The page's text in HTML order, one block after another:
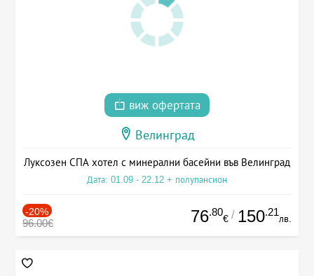
виж офертата
Велинград
Луксозен СПА хотел с минерални басейни във Велинград
Дата: 01.09 - 22.12 + полупансион
-20%
96.00€ 76.80
€ / 150.21
лв.